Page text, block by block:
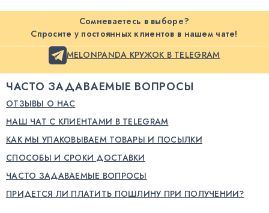
Сомневаетесь в выборе?
Спросите у постоянных клиентов в нашем чате!
MELONPANDA КРУЖОК В TELEGRAM
ЧАСТО ЗАДАВАЕМЫЕ ВОПРОСЫ
ОТЗЫВЫ О НАС
НАШ ЧАТ С КЛИЕНТАМИ В TELEGRAM
КАК МЫ УПАКОВЫВАЕМ ТОВАРЫ И ПОСЫЛКИ
СПОСОБЫ И СРОКИ ДОСТАВКИ
ЧАСТО ЗАДАВАЕМЫЕ ВОПРОСЫ
ПРИДЕТСЯ ЛИ ПЛАТИТЬ ПОШЛИНУ ПРИ ПОЛУЧЕНИИ?